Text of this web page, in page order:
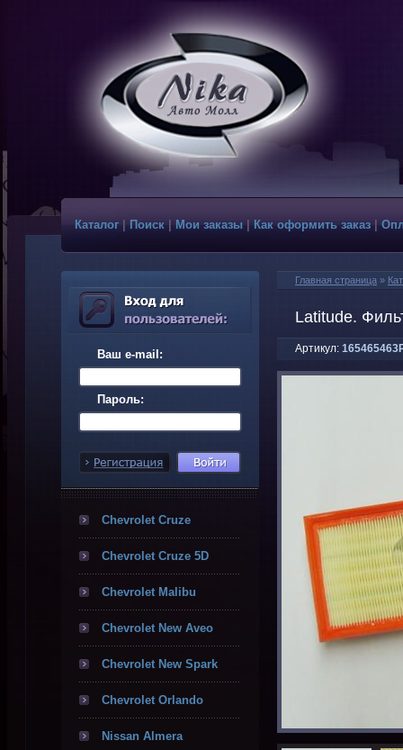
Каталог Поиск|Мои заказы|Как оформить заказ
Ваш e-mail:
Пароль:
Chevrolet Cruze
Chevrolet Cruze 5D
Chevrolet Malibu
Chevrolet New Aveo
Chevrolet New Spark
Chevrolet Orlando
Nissan Almera
Главная страница »
Latitude.
Артикул: